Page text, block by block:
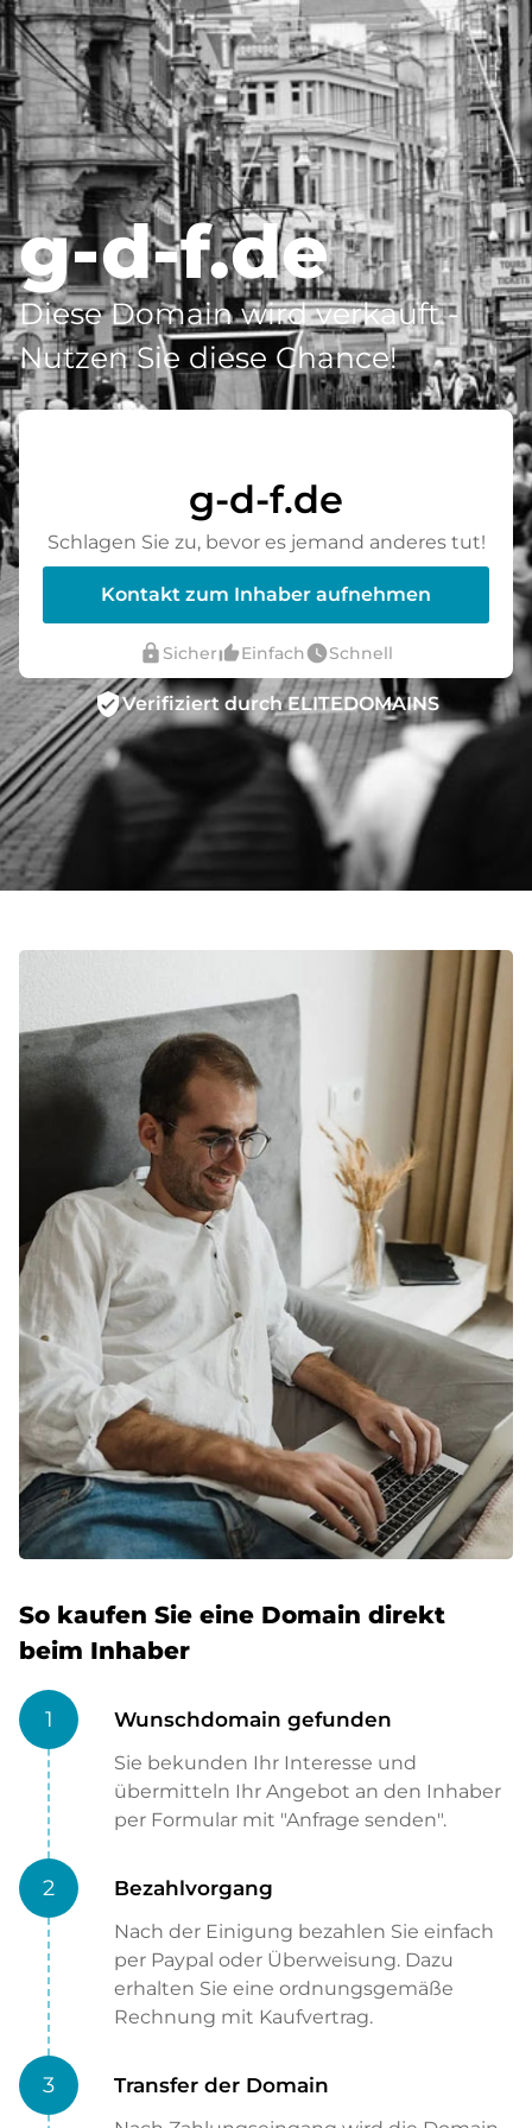
g-d-f.de
Diese Domain wird verkauft -
Nutzen Sie diese Chance!
g-d-f.de
Schlagen Sie zu, bevor es jemand anderes tut!
Kontakt zum Inhaber aufnehmen
lock Sicherthumb_up_altEinfachwatch_laterSchnell
verified_userVerifiziert durch ELITEDOMAINS
So kaufen Sie eine Domain direkt
beim Inhaber
1 Wunschdomain gefunden
Sie bekunden Ihr Interesse und
übermitteln Ihr Angebot an den Inhaber
per Formular mit "Anfrage senden".
2 Bezahlvorgang
Nach der Einigung bezahlen Sie einfach
per Paypal oder Überweisung. Dazu
erhalten Sie eine ordnungsgemäße
Rechnung mit Kaufvertrag.
3 Transfer der Domain